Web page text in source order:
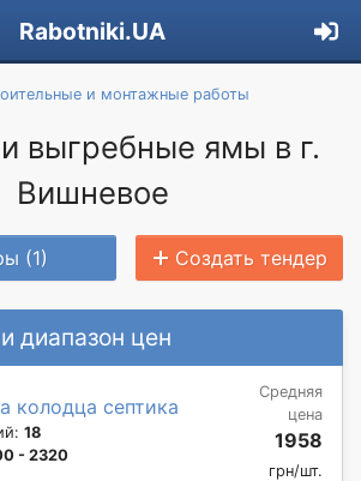
Rabotniki.UA
и монтажные работы
выгребные ямы в г.
Вишневое
(1) Создать тендер
диапазон цен
колодца септика
18
- 2320
Средняя
цена
1958
грн/шт.